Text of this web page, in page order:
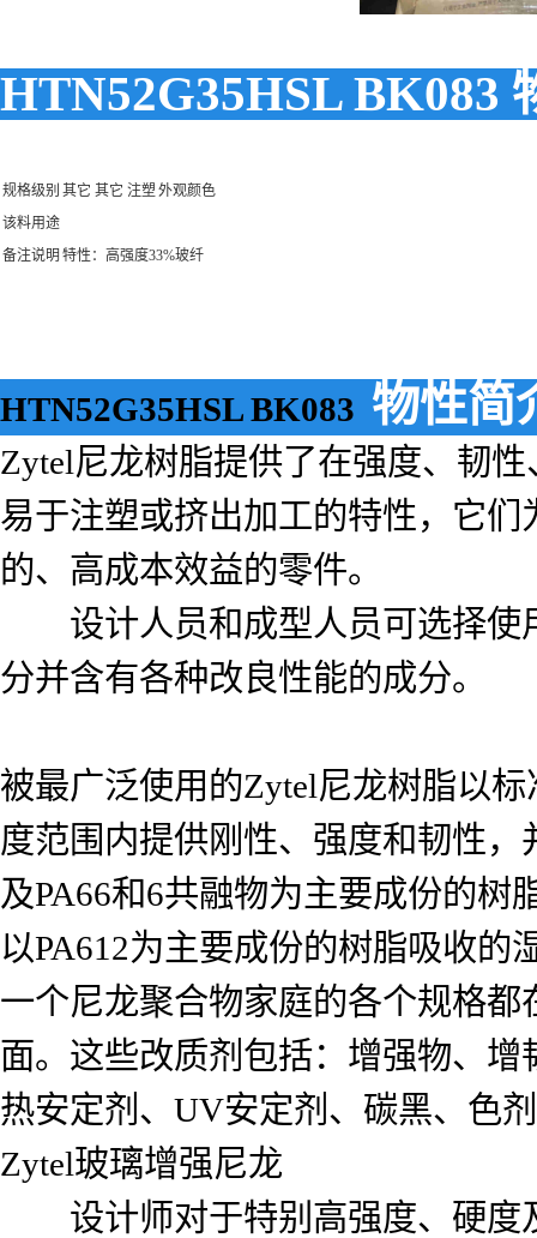
HTN52G35HSL BK083
规格级别 其它 其它 注塑 外观颜色
该料用途
备注说明 特性：高强度33%玻纤
HTN52G35HSL BK083 物性简
Zytel尼龙树脂提供了在强度、韧
易于注塑或挤出加工的特性，它
的、高成本效益的零件。
设计人员和成型人员可选择使
分并含有各种改良性能的成分。
被最广泛使用的Zytel尼龙树脂以
度范围内提供刚性、强度和韧性
及PA66和6共融物为主要成份的
以PA612为主要成份的树脂吸收
一个尼龙聚合物家庭的各个规格
面。这些改质剂包括：增强物、
热安定剂、UV安定剂、碳黑、色
Zytel玻璃增强尼龙
设计师对于特别高强度、硬度